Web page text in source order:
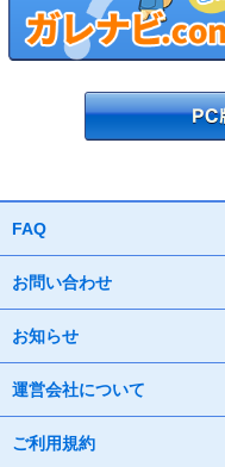
FAQ
お問い合わせ
お知らせ
運営会社について
ご利用規約